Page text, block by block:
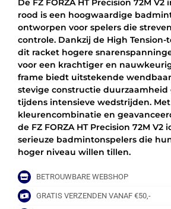
72M
-
ZWART/WIT/ROOD
De FZ FORZA HT Precision 72M
rood is een hoogwaardige
ontworpen voor spelers die
controle. Dankzij de High
dit racket hogere
voor een krachtiger en
frame biedt uitstekende
stevige constructie duurzaamheid
tijdens intensieve wedstrijden.
kleurencombinatie en
de FZ FORZA HT Precision 72M V2
serieuze badmintonspelers die
hoger niveau willen tillen.
BETROUWBARE WEBSHOP
GRATIS VERZENDEN VANAF €50,-